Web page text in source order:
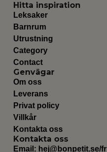
Hitta inspiration
Leksaker
Barnrum
Utrustning
Category
Contact
Genvägar
Om oss
Leverans
Privat policy
Villkår
Kontakta oss
Kontakta oss
Email: hej@bonpetit.se/fr